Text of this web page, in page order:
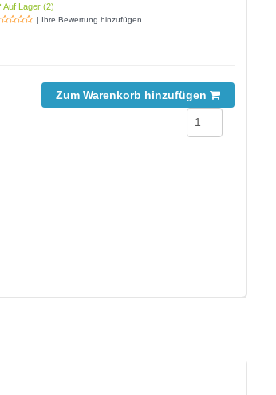
Auf Lager (2)
| Ihre Bewertung hinzufügen
Zum Warenkorb hinzufügen